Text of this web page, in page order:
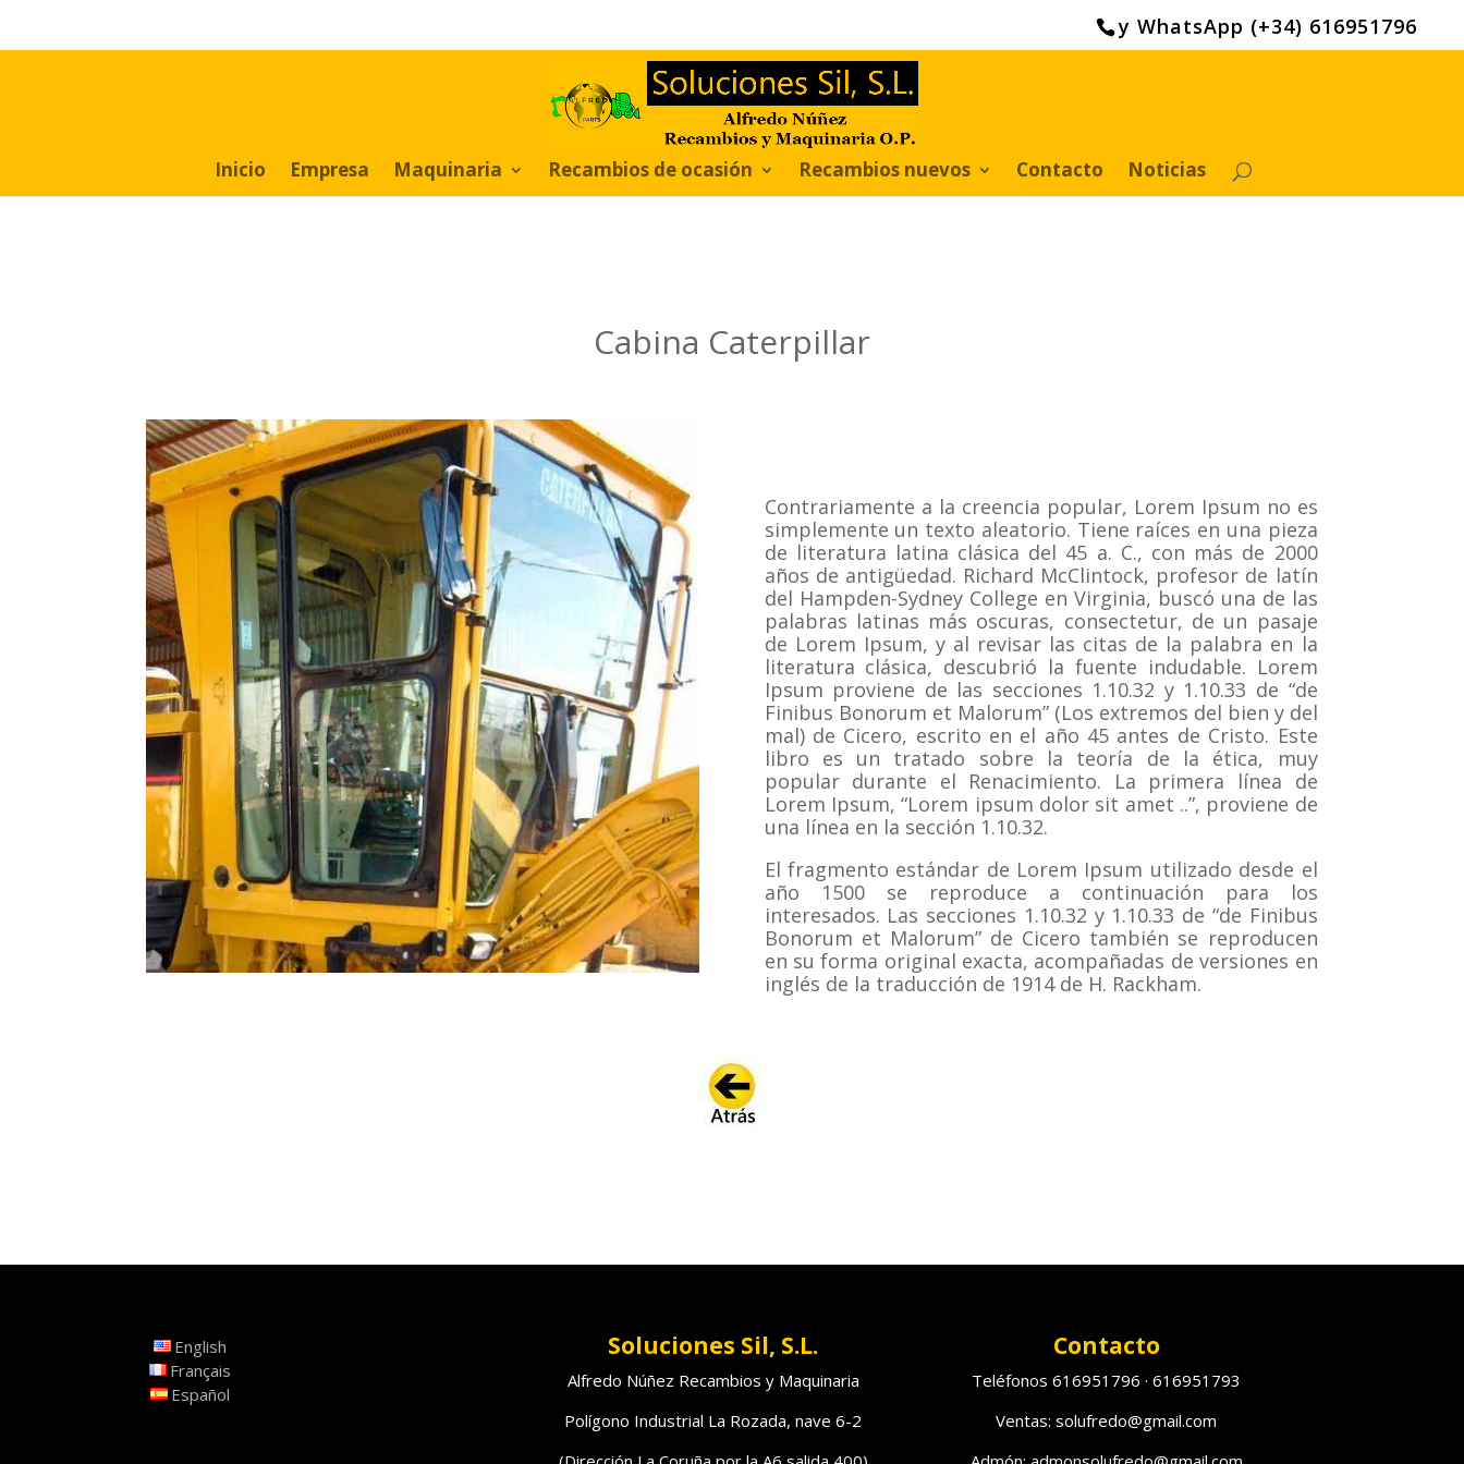
y WhatsApp (+34) 616951796
Inicio Empresa Maquinaria Recambios de ocasión Recambios nuevos Contacto Noticias
Cabina Caterpillar
Contrariamente a la creencia popular, Lorem Ipsum no es
simplemente un texto aleatorio. Tiene raíces en una pieza
de literatura latina clásica del 45 a. C., con más de 2000
años de antigüedad. Richard McClintock, profesor de latín
del Hampden-Sydney College en Virginia, buscó una de las
palabras latinas más oscuras, consectetur, de un pasaje
de Lorem Ipsum, y al revisar las citas de la palabra en la
literatura clásica, descubrió la fuente indudable. Lorem
Ipsum proviene de las secciones 1.10.32 y 1.10.33 de “de
Finibus Bonorum et Malorum” (Los extremos del bien y del
mal) de Cicero, escrito en el año 45 antes de Cristo. Este
libro es un tratado sobre la teoría de la ética, muy
popular durante el Renacimiento.
La primera línea de
Lorem Ipsum, “Lorem ipsum dolor sit amet ..”, proviene de
una línea en la sección 1.10.32.
El fragmento estándar de Lorem Ipsum utilizado desde el
año 1500 se reproduce a continuación para los
interesados. Las secciones 1.10.32 y 1.10.33 de “de Finibus
Bonorum et Malorum” de Cicero también se reproducen
en su forma original exacta, acompañadas de versiones en
inglés de la traducción de 1914 de H. Rackham.
English
Français
Español
Soluciones Sil, S.L.
Alfredo Núñez Recambios y Maquinaria
Polígono Industrial La Rozada, nave 6-2
Contacto
Teléfonos 616951796 · 616951793
Ventas: solufredo@gmail.com